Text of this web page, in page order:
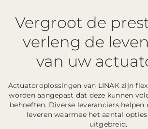
Vergroot de
verleng de
van uw
Actuatoroplossingen van LINAK zijn
worden aangepast dat deze kunnen
behoeften. Diverse leveranciers
leveren waarmee het aantal
uitgebreid.